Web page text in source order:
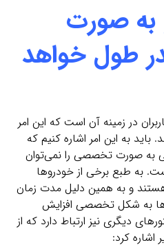
به صورت
طول خواهد
در زمینه آن است که این امر
به این امر اشاره کنیم که
به صورت تخصصی را نمی‌‌توان
به طبع برخی از خودروها
و به همین دلیل مدت زمان
به شکل تخصصی افزایش
دیگری نیز ارتباط دارد که از
اشاره کرد: